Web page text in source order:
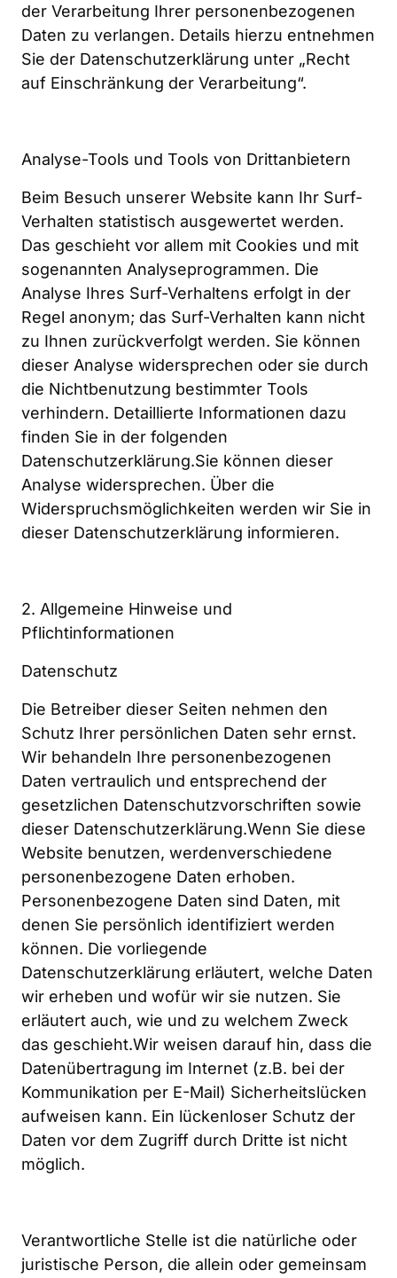
der Verarbeitung Ihrer personenbezogenen
Daten zu verlangen. Details hierzu entnehmen
Sie der Datenschutzerklärung unter „Recht
auf Einschränkung der Verarbeitung“.
Analyse-Tools und Tools von Drittanbietern
Beim Besuch unserer Website kann Ihr Surf-
Verhalten statistisch ausgewertet werden.
Das geschieht vor allem mit Cookies und mit
sogenannten Analyseprogrammen. Die
Analyse Ihres Surf-Verhaltens erfolgt in der
Regel anonym; das Surf-Verhalten kann nicht
zu Ihnen zurückverfolgt werden. Sie können
dieser Analyse widersprechen oder sie durch
die Nichtbenutzung bestimmter Tools
verhindern. Detaillierte Informationen dazu
finden Sie in der folgenden
Datenschutzerklärung.Sie können dieser
Analyse widersprechen. Über die
Widerspruchsmöglichkeiten werden wir Sie in
dieser Datenschutzerklärung informieren.
2. Allgemeine Hinweise und
Pflichtinformationen
Datenschutz
Die Betreiber dieser Seiten nehmen den
Schutz Ihrer persönlichen Daten sehr ernst.
Wir behandeln Ihre personenbezogenen
Daten vertraulich und entsprechend der
gesetzlichen Datenschutzvorschriften sowie
dieser Datenschutzerklärung.Wenn Sie diese
Website benutzen, werdenverschiedene
personenbezogene Daten erhoben.
Personenbezogene Daten sind Daten, mit
denen Sie persönlich identifiziert werden
können. Die vorliegende
Datenschutzerklärung erläutert, welche Daten
wir erheben und wofür wir sie nutzen. Sie
erläutert auch, wie und zu welchem Zweck
das geschieht.Wir weisen darauf hin, dass die
Datenübertragung im Internet (z.B. bei der
Kommunikation per E-Mail) Sicherheitslücken
aufweisen kann. Ein lückenloser Schutz der
Daten vor dem Zugriff durch Dritte ist nicht
möglich.
Verantwortliche Stelle ist die natürliche oder
juristische Person, die allein oder gemeinsam